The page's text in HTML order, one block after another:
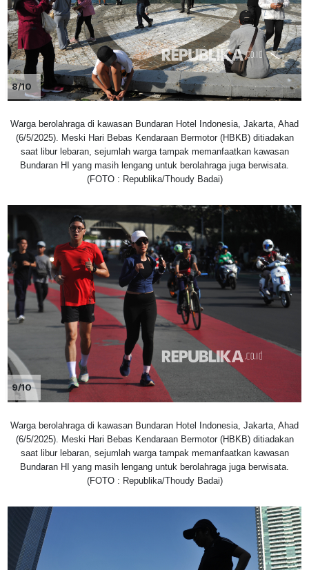
8/10
Warga berolahraga di kawasan Bundaran Hotel Indonesia, Jakarta, Ahad
(6/5/2025). Meski Hari Bebas Kendaraan Bermotor (HBKB) ditiadakan
saat libur lebaran, sejumlah warga tampak memanfaatkan kawasan
Bundaran HI yang masih lengang untuk berolahraga juga berwisata.
(FOTO : Republika/Thoudy Badai)
9/10
Warga berolahraga di kawasan Bundaran Hotel Indonesia, Jakarta, Ahad
(6/5/2025). Meski Hari Bebas Kendaraan Bermotor (HBKB) ditiadakan
saat libur lebaran, sejumlah warga tampak memanfaatkan kawasan
Bundaran HI yang masih lengang untuk berolahraga juga berwisata.
(FOTO : Republika/Thoudy Badai)